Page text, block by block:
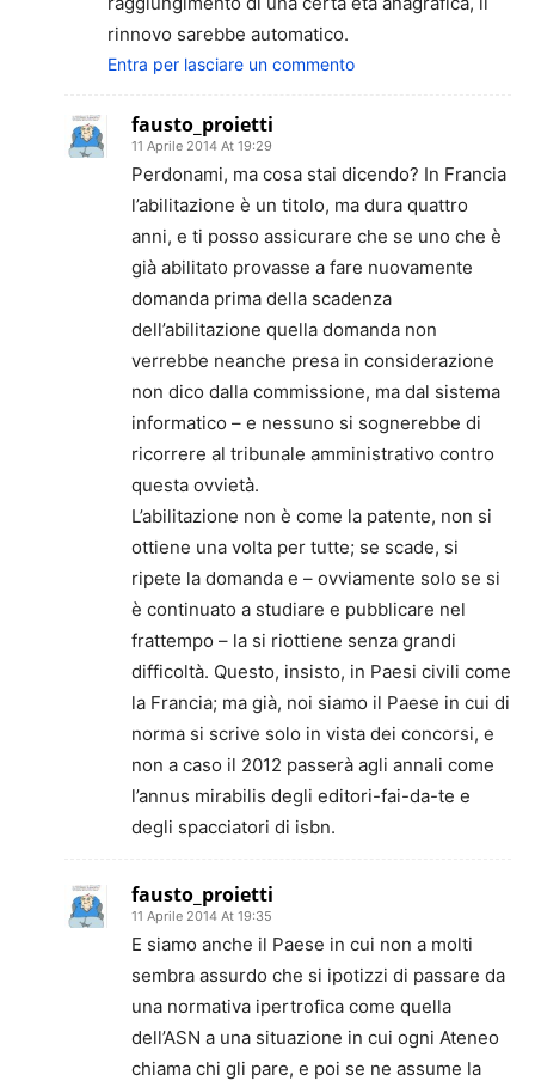
rinnovo sarebbe automatico.
Entra per lasciare un commento
fausto_proietti
11 Aprile 2014 At 19:29
Perdonami, ma cosa stai dicendo? In Francia
l’abilitazione è un titolo, ma dura quattro
anni, e ti posso assicurare che se uno che è
già abilitato provasse a fare nuovamente
domanda prima della scadenza
dell’abilitazione quella domanda non
verrebbe neanche presa in considerazione
non dico dalla commissione, ma dal sistema
informatico – e nessuno si sognerebbe di
ricorrere al tribunale amministrativo contro
questa ovvietà.
L’abilitazione non è come la patente, non si
ottiene una volta per tutte; se scade, si
ripete la domanda e – ovviamente solo se si
è continuato a studiare e pubblicare nel
frattempo – la si riottiene senza grandi
difficoltà. Questo, insisto, in Paesi civili come
la Francia; ma già, noi siamo il Paese in cui di
norma si scrive solo in vista dei concorsi, e
non a caso il 2012 passerà agli annali come
l’annus mirabilis degli editori-fai-da-te e
degli spacciatori di isbn.
fausto_proietti
11 Aprile 2014 At 19:35
E siamo anche il Paese in cui non a molti
sembra assurdo che si ipotizzi di passare da
una normativa ipertrofica come quella
dell’ASN a una situazione in cui ogni Ateneo
chiama chi gli pare, e poi se ne assume la